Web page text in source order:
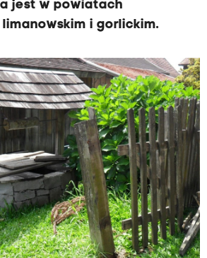
jest w powiatach
i gorlickim.